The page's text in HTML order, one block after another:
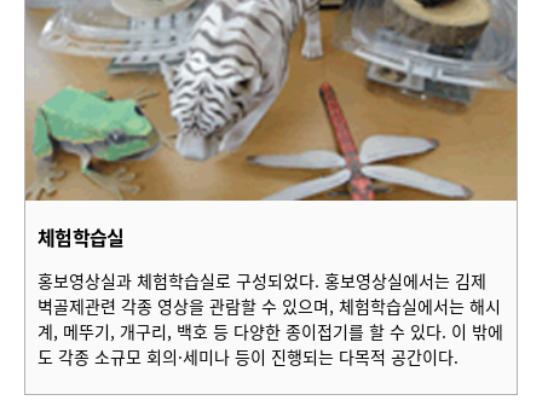
체험학습실
홍보영상실과 체험학습실로 구성되었다. 홍보영상실에서는 김제
벽골제관련 각종 영상을 관람할 수 있으며, 체험학습실에서는 해시
계, 메뚜기, 개구리, 백호 등 다양한 종이접기를 할 수 있다. 이 밖에
도 각종 소규모 회의·세미나 등이 진행되는 다목적 공간이다.